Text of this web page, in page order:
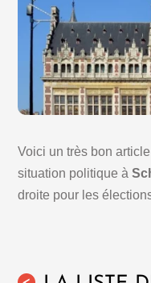
Voici un très bon
situation politique à
droite pour les